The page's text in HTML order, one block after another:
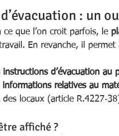
d’évacuation : un
ce que l’on croit parfois, le
En revanche, il
instructions d’évacuation au
relatives au
locaux (article
affiché ?